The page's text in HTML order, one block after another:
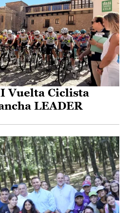
Vuelta Ciclista
LEADER